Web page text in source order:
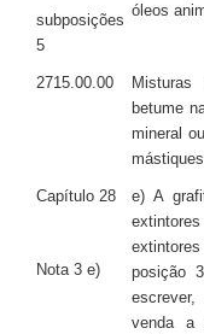
subposições
5
óleos
2715.00.00
betume
mineral
Capítulo 28
Nota 3 e)
e) A
extintores
posição
venda a